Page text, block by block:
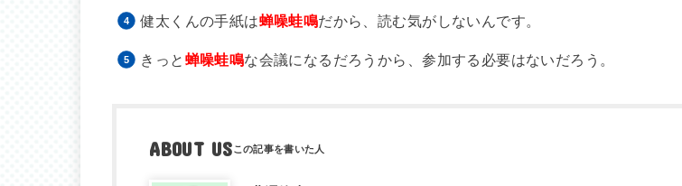
健太くんの手紙は蝉噪蛙鳴だから、読む気がしないんです。
きっと 蝉噪蛙鳴な会議になるだろうから、参加する必要はないだろう。
ABOUT US